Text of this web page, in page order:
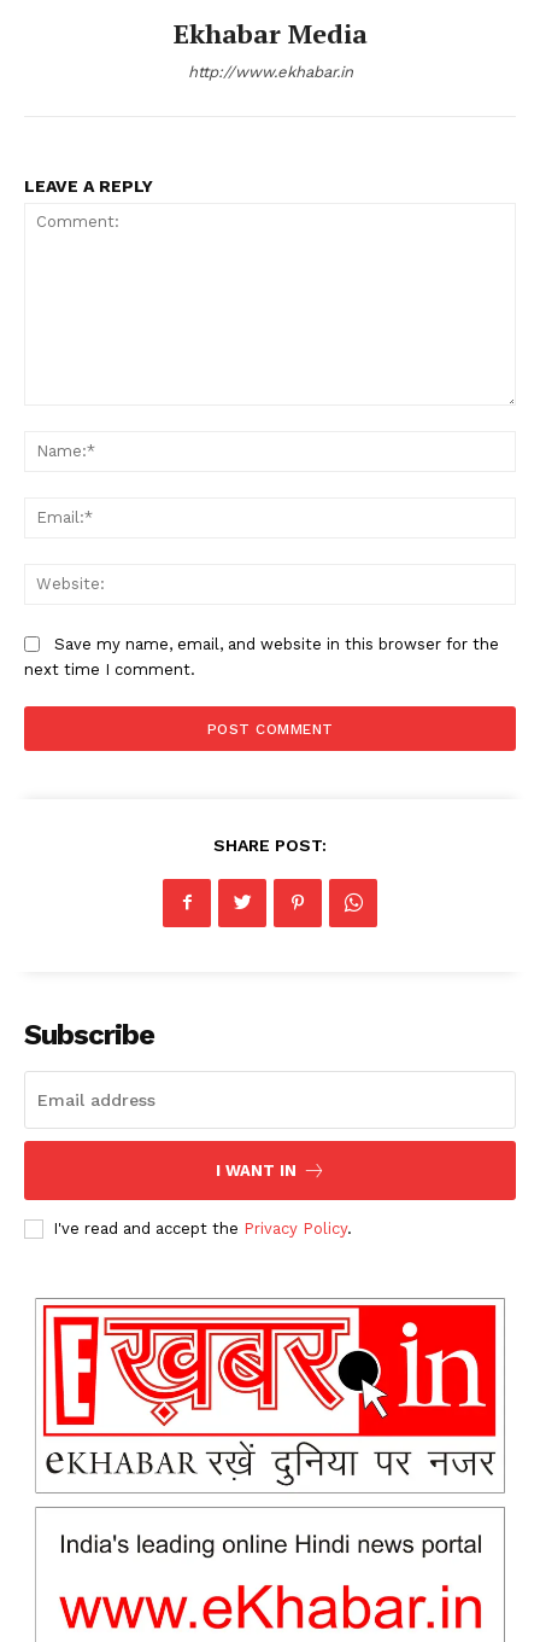
News Week
Magazine PRO
Ekhabar Media
http://www.ekhabar.in
LEAVE A REPLY
Save my name, email, and website in this browser for the
next time I comment.
SHARE POST:
Subscribe
I WANT IN
I've read and accept the Privacy Policy.